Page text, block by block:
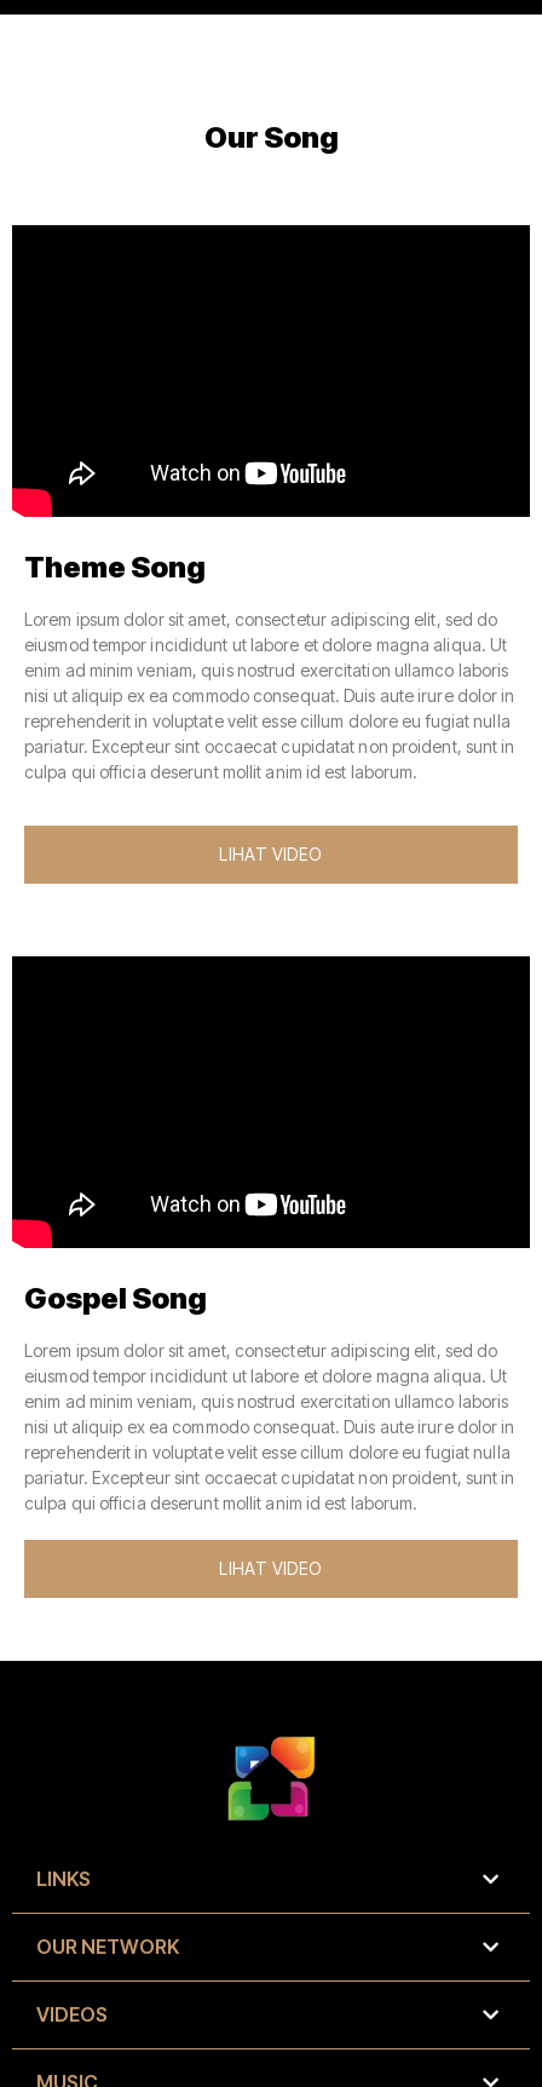
Our Song
Theme Song
Lorem ipsum dolor sit amet, consectetur adipiscing elit, sed do
eiusmod tempor incididunt ut labore et dolore magna aliqua. Ut
enim ad minim veniam, quis nostrud exercitation ullamco laboris
nisi ut aliquip ex ea commodo consequat. Duis aute irure dolor in
reprehenderit in voluptate velit esse cillum dolore eu fugiat nulla
pariatur. Excepteur sint occaecat cupidatat non proident, sunt in
culpa qui officia deserunt mollit anim id est laborum.
LIHAT VIDEO
Gospel Song
Lorem ipsum dolor sit amet, consectetur adipiscing elit, sed do
eiusmod tempor incididunt ut labore et dolore magna aliqua. Ut
enim ad minim veniam, quis nostrud exercitation ullamco laboris
nisi ut aliquip ex ea commodo consequat. Duis aute irure dolor in
reprehenderit in voluptate velit esse cillum dolore eu fugiat nulla
pariatur. Excepteur sint occaecat cupidatat non proident, sunt in
culpa qui officia deserunt mollit anim id est laborum.
LIHAT VIDEO
LINKS
OUR NETWORK
VIDEOS